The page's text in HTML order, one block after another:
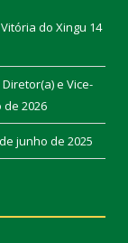
do Xingu 14
e Vice-
de 2026
junho de 2025